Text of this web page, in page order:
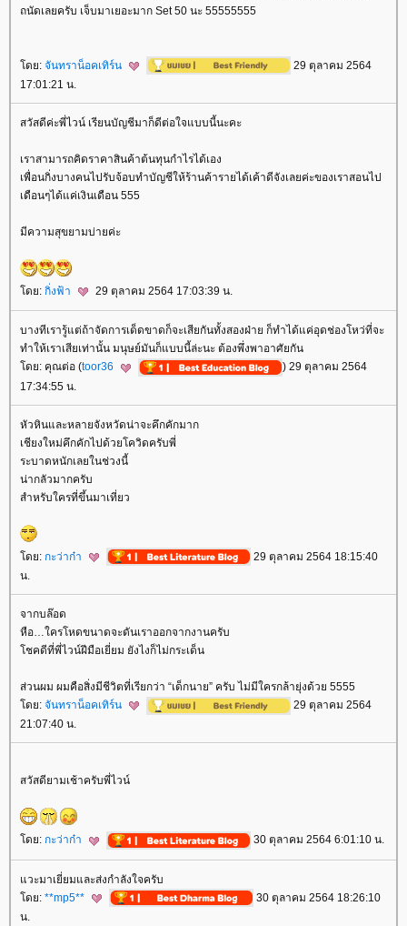
ถนัดเลยครับ เจ็บมาเยอะมาก Set 50 นะ 55555555
ดย: จันทราน็อคเทิร์น
29 ตุลาคม 2564
17:01:21 น.
สวัสดีค่ะพี่ไวน์ เรียนบัญชีมาก็ดีต่อใจแบบนี้นะคะ
เราสามารถคิดราคาสินค้าต้นทุนกำไรได้เอง
เพื่อนกิ่งบางคนไปรับจ้อบทำบัญชีให้ร้านค้ารายได้เค้าดีจังเลยค่ะของเราสอนไป
เดือนๆได้แค่เงินเดือน 555
มีความสุขยามบ่ายค่ะ
ดย: กิ่งฟ้า 29 ตุลาคม 2564 17:03:39 น.
บางทีเรารู้แต่ถ้าจัดการเด็ดขาดก็จะเสียกันทั้งสองฝ่าย ก็ทำได้แค่อุดช่องโหว่ที่จะ
ทำให้เราเสียเท่านั้น มนุษย์มันก็แบบนี้ล่ะนะ ต้องพึ่งพาอาศัยกัน
ดย: คุณต่อ (toor36
) 29 ตุลาคม 2564
17:34:55 น.
หัวหินและหลายจังหวัดน่าจะคึกคักมาก
เชียงใหม่คึกคักไปด้วยโควิดครับพี่
ระบาดหนักเลยในช่วงนี้
น่ากลัวมากครับ
สำหรับใครที่ขึ้นมาเที่ยว
ดย: กะว่าก๋า
29 ตุลาคม 2564 18:15:40
น.
จากบล๊อด
หือ…ใครโหดขนาดจะดันเราออกจากงานครับ
ชคดีที่พี่ไวน์ฝีมือเยี่ยม ยังไงก็ไม่กระเด็น
ส่วนผม ผมคือสิ่งมีชีวิตที่เรียกว่า “เด็กนาย” ครับ ไม่มีใครกล้ายุ่งด้วย 5555
ดย: จันทราน็อคเทิร์น
29 ตุลาคม 2564
21:07:40 น.
สวัสดียามเช้าครับพี่ไวน์
ดย: กะว่าก๋า 30 ตุลาคม 2564 6:01:10 น.
วะมาเยี่ยมและส่งกำลังใจครับ
ดย: **mp5**
30 ตุลาคม 2564 18:26:10
น.